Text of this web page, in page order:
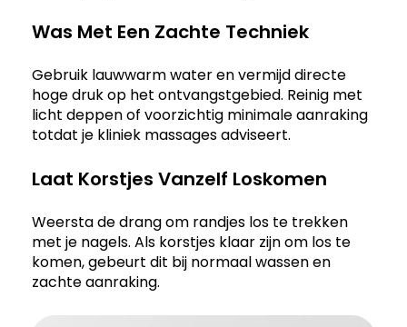
Was Met Een Zachte Techniek
Gebruik lauwwarm water en vermijd directe
hoge druk op het ontvangstgebied. Reinig met
licht deppen of voorzichtig minimale aanraking
totdat je kliniek massages adviseert.
Laat Korstjes Vanzelf Loskomen
Weersta de drang om randjes los te trekken
met je nagels. Als korstjes klaar zijn om los te
komen, gebeurt dit bij normaal wassen en
zachte aanraking.